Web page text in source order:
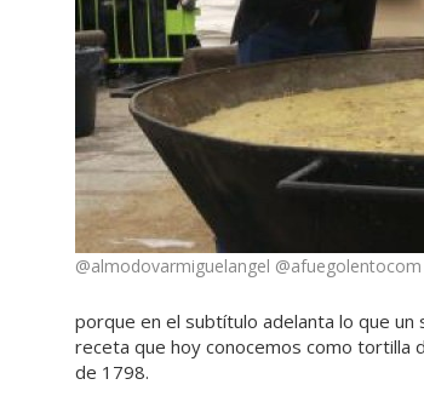
@almodovarmiguelangel @afuegolentocom
porque en el subtítulo adelanta lo que un
receta que hoy conocemos como tortilla
de 1798.